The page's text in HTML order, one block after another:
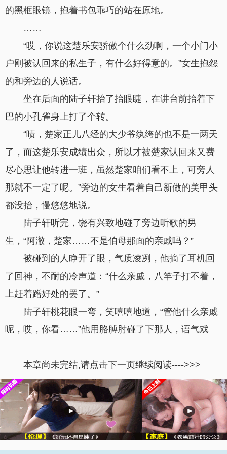
的黑框眼镜，抱着书包乖巧的站在原地。
……
“哎，你说这楚乐安骄傲个什么劲啊，一个小门小
户刚被认回来的私生子，有什么好得意的。”女生抱怨
的和旁边的人说话。
坐在后面的陆子轩抬了抬眼睫，在讲台前抬着下
巴的小孔雀身上打了个转。
“啧，楚家正儿八经的大少爷纨绔的也不是一两天
了，而这楚乐安成绩出众，所以才被楚家认回来又费
尽心思让他转进一班，虽然楚家咱们看不上，可旁人
那就不一定了呢。”旁边的女生看着自己新做的美甲头
都没抬，慢悠悠地说。
陆子轩听完，饶有兴致地碰了旁边听歌的男
生，“阿澈，楚家……不是伯母那面的亲戚吗？”
被碰到的人睁开了眼，气质凌冽，他摘了耳机回
了回神，不耐的冷声道：“什么亲戚，八竿子打不着，
上赶着蹭好处的罢了。”
陆子轩桃花眼一弯，笑嘻嘻地道，“管他什么亲戚
呢，哎，你看……”他用胳膊肘碰了下那人，语气戏
本章尚未完结,请点击下一页继续阅读---->>>